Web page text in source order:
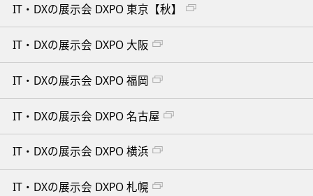
IT・DXの展示会 DXPO 東京【秋】
IT・DXの展示会 DXPO 大阪
IT・DXの展示会 DXPO 福岡
IT・DXの展示会 DXPO 名古屋
IT・DXの展示会 DXPO 横浜
IT・DXの展示会 DXPO 札幌